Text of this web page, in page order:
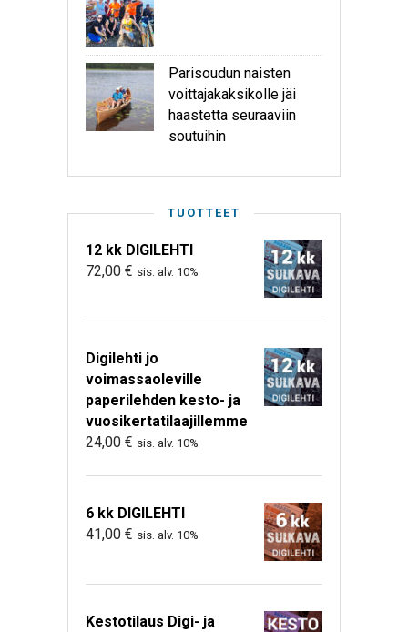
Parisoudun naisten
voittajakaksikolle jäi
haastetta seuraaviin
soutuihin
TUOTTEET
12 kk DIGILEHTI
72,00 € sis. alv. 10%
Digilehti jo
voimassaoleville
paperilehden kesto- ja
vuosikertatilaajillemme
24,00 € sis. alv. 10%
6 kk DIGILEHTI
41,00 € sis. alv. 10%
Kestotilaus Digi- ja